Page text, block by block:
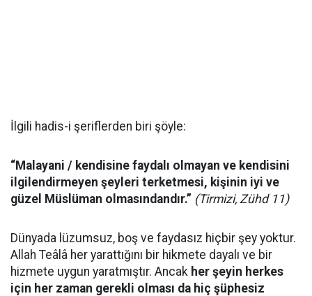
İlgili hadis-i şeriflerden biri şöyle:
“Malayani / kendisine faydalı olmayan ve kendisini
ilgilendirmeyen şeyleri terketmesi, kişinin iyi ve
güzel Müslüman olmasındandır.” (Tirmizi, Zühd 11)
Dünyada lüzumsuz, boş ve faydasız hiçbir şey yoktur.
Allah Teâlâ her yarattığını bir hikmete dayalı ve bir
hizmete uygun yaratmıştır. Ancak her şeyin herkes
için her zaman gerekli olması da hiç şüphesiz